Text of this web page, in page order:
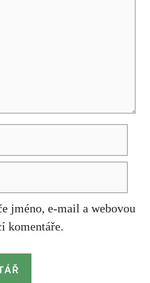
jméno, e-mail a webovou
komentáře.